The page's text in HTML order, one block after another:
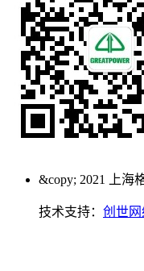
&copy; 2021 上海
技术支持： 创世网